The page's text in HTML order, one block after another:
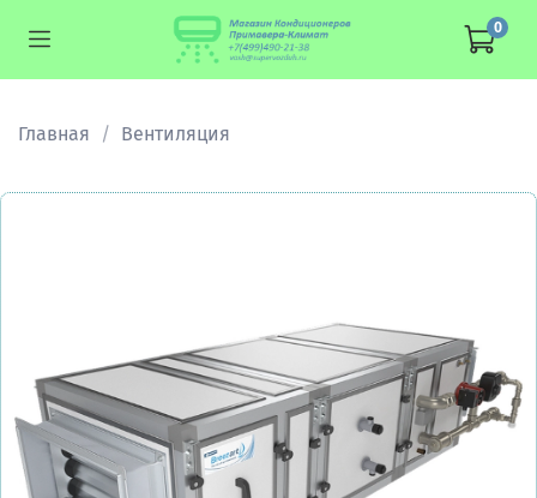
0
Главная Вентиляция